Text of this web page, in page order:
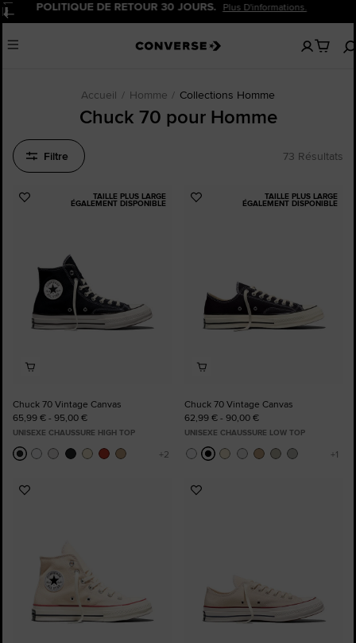
Pause 20 % DE REMISE POUR LES NOUVEAUX CLIENTS.
Menu
Aucun
articles
Accueil Homme Collections Homme
Chuck 70 pour Homme
Filtre 73 Résultats
TAILLE PLUS LARGE
ÉGALEMENT DISPONIBLE
Ajouter
Chuck 70 Vintage Canvas
65,99 € - 95,00 €
UNISEXE CHAUSSURE HIGH TOP
TAILLE PLUS LARGE
ÉGALEMENT DISPONIBLE
Ajouter
Chuck 70 Vintage Canvas
62,99 € - 90,00 €
UNISEXE CHAUSSURE LOW TOP
Ajouter
Ajouter